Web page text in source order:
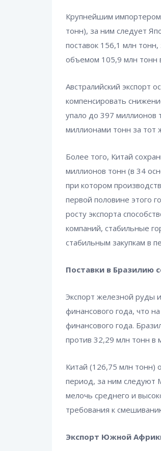
Крупнейшим
тонн), за ним следует
поставок 156,1 млн
объемом 105,9 млн тонн
Австралийский экспорт
компенсировать
упало до 397 миллионов
миллионами тонн за тот
Более того, Китай
миллионов тонн (в 34
при котором
первой половине этого
росту экспорта
компаний, стабильные
стабильным закупкам в
Поставки в Бразилию
Экспорт железной руды
финансового года, что
финансового года.
против 32,29 млн тонн в
Китай (126,75 млн тонн)
период, за ним следуют
мелочь среднего и
требования к
Экспорт Южной